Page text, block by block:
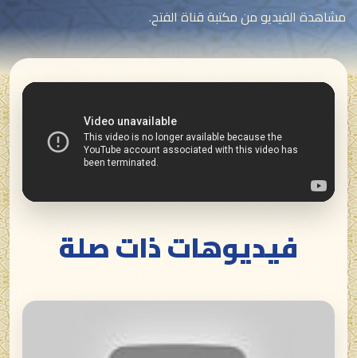
مشاهدة الفيديو من مكتبة قناة الفتح.
فيديوهات ذات صلة